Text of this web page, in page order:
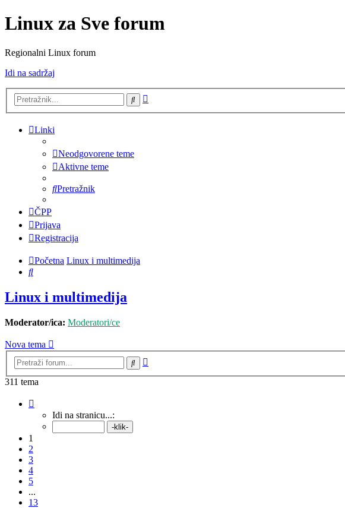
Linux za Sve forum
Regionalni Linux forum
Idi na sadržaj
Pretražnik
Linki
Neodgovorene teme
Aktivne teme
Pretražnik
ČPP
Prijava
Registracija
Početna Linux i multimedija
Pretražnik
Linux i multimedija
Moderator/ica: Moderatori/ce
Nova tema
Pretražnik
311 tema
13 .Idi na stranicu...:
1
2
3
4
5
...
13